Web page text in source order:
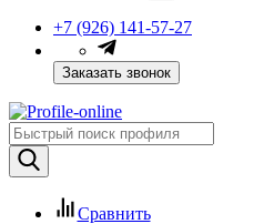
+7 (926) 141-57-27
Заказать звонок
Сравнить